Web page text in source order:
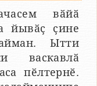
вӑйӑ
йывӑҫ ҫине
Ытти
васкавлӑ
пӗлтернӗ.